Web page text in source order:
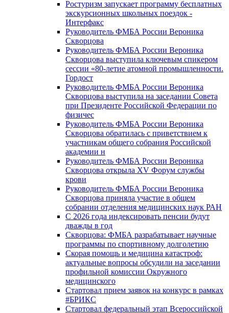
Ростуризм запускает программу бесплатных
экскурсионных школьных поездок -
Интерфакс
Руководитель ФМБА России Вероника
Скворцова
Руководитель ФМБА России Вероника
Скворцова выступила ключевым спикером
сессии «80-летие атомной промышленности.
Гордост
Руководитель ФМБА России Вероника
Скворцова выступила на заседании Совета
при Президенте Российской Федерации по
физичес
Руководитель ФМБА России Вероника
Скворцова обратилась с приветствием к
участникам общего собрания Российской
академии н
Руководитель ФМБА России Вероника
Скворцова открыла XV Форум службы
крови
Руководитель ФМБА России Вероника
Скворцова приняла участие в общем
собрании отделения медицинских наук РАН
С 2026 года индексировать пенсии будут
дважды в год
Скворцова: ФМБА разрабатывает научные
программы по спортивному долголетию
Скорая помощь и медицина катастроф:
актуальные вопросы обсудили на заседании
профильной комиссии Окружного
медицинского
Стартовал прием заявок на конкурс в рамках
#БРИКС
Стартовал федеральный этап Всероссийской